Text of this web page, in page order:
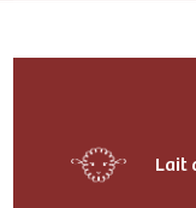
Lait